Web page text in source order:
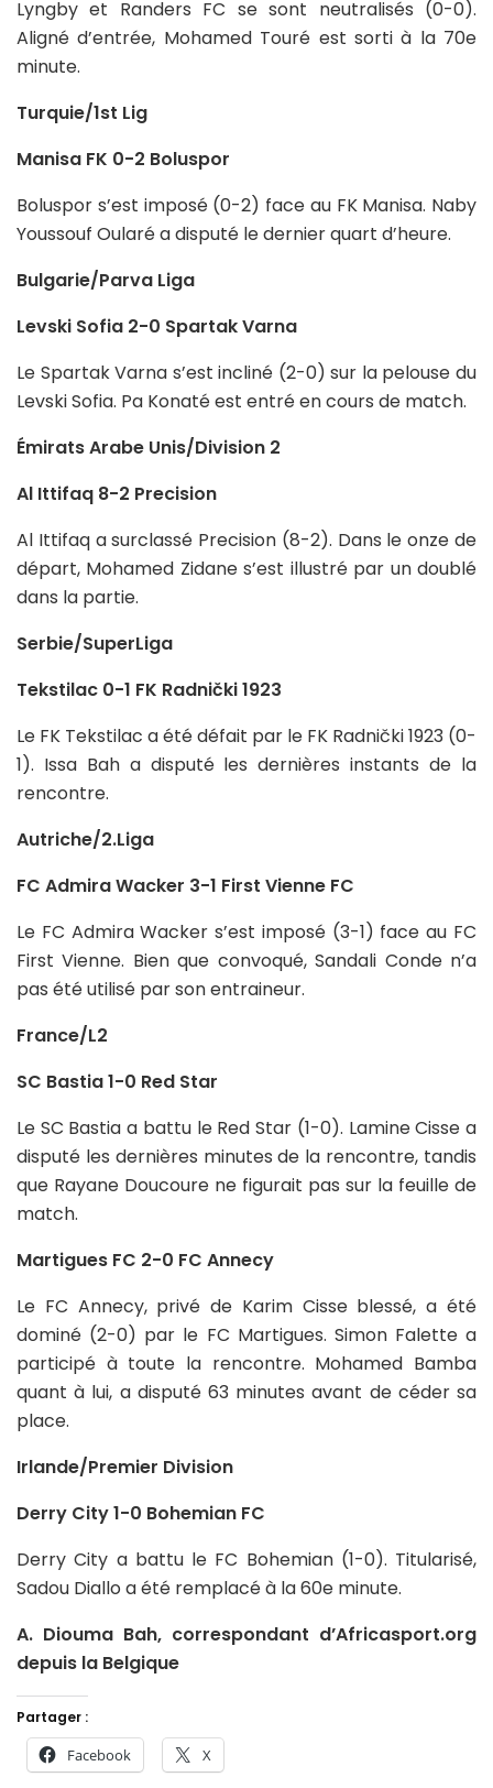
Lyngby et Randers FC se sont neutralisés (0-0).
Aligné d’entrée, Mohamed Touré est sorti à la 70e
minute.
Turquie/1st Lig
Manisa FK 0-2 Boluspor
Boluspor s’est imposé (0-2) face au FK Manisa. Naby
Youssouf Oularé a disputé le dernier quart d’heure.
Bulgarie/Parva Liga
Levski Sofia 2-0 Spartak Varna
Le Spartak Varna s’est incliné (2-0) sur la pelouse du
Levski Sofia. Pa Konaté est entré en cours de match.
Émirats Arabe Unis/Division 2
Al Ittifaq 8-2 Precision
Al Ittifaq a surclassé Precision (8-2). Dans le onze de
départ, Mohamed Zidane s’est illustré par un doublé
dans la partie.
Serbie/SuperLiga
Tekstilac 0-1 FK Radnički 1923
Le FK Tekstilac a été défait par le FK Radnički 1923 (0-
1). Issa Bah a disputé les dernières instants de la
rencontre.
Autriche/2.Liga
FC Admira Wacker 3-1 First Vienne FC
Le FC Admira Wacker s’est imposé (3-1) face au FC
First Vienne. Bien que convoqué, Sandali Conde n’a
pas été utilisé par son entraineur.
France/L2
SC Bastia 1-0 Red Star
Le SC Bastia a battu le Red Star (1-0). Lamine Cisse a
disputé les dernières minutes de la rencontre, tandis
que Rayane Doucoure ne figurait pas sur la feuille de
match.
Martigues FC 2-0 FC Annecy
Le FC Annecy, privé de Karim Cisse blessé, a été
dominé (2-0) par le FC Martigues. Simon Falette a
participé à toute la rencontre. Mohamed Bamba
quant à lui, a disputé 63 minutes avant de céder sa
place.
Irlande/Premier Division
Derry City 1-0 Bohemian FC
Derry City a battu le FC Bohemian (1-0). Titularisé,
Sadou Diallo a été remplacé à la 60e minute.
A. Diouma Bah, correspondant d’Africasport.org
depuis la Belgique
Partager :
Facebook X